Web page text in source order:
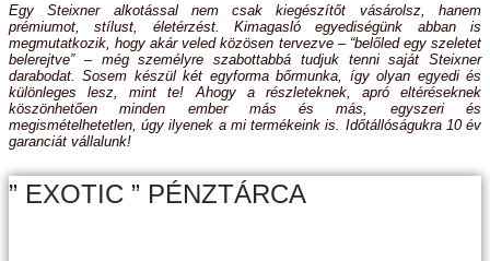
Egy Steixner alkotással nem csak kiegészítőt vásárolsz, hanem
prémiumot, stílust, életérzést. Kimagasló egyediségünk abban is
megmutatkozik, hogy akár veled közösen tervezve – “belőled egy szeletet
belerejtve” – még személyre szabottabbá tudjuk tenni saját Steixner
darabodat. Sosem készül két egyforma bőrmunka, így olyan egyedi és
különleges lesz, mint te! Ahogy a részleteknek, apró eltéréseknek
köszönhetően minden ember más és más, egyszeri és
megismételhetetlen, úgy ilyenek a mi termékeink is. Időtállóságukra 10 év
garanciát vállalunk!
” EXOTIC ” PÉNZTÁRCA